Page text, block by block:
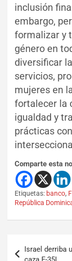
inclusión
embargo,
formalizar y
género en
diversificar
servicios,
mujeres en
fortalecer la
igualdad y
prácticas
Comparte esta
Etiquetas: banco,
República
Israel derriba